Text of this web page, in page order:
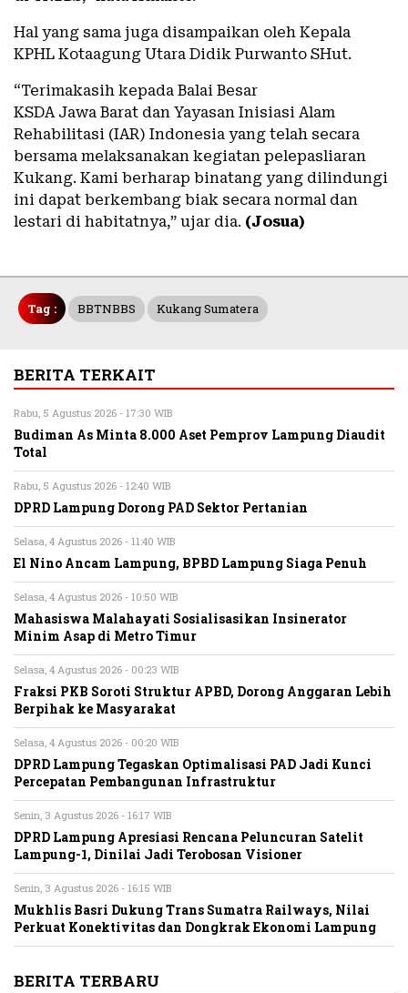
Hal yang sama juga disampaikan oleh Kepala
KPHL Kotaagung Utara Didik Purwanto SHut.
“Terimakasih kepada Balai Besar
KSDA Jawa Barat dan Yayasan Inisiasi Alam
Rehabilitasi (IAR) Indonesia yang telah secara
bersama melaksanakan kegiatan pelepasliaran
Kukang. Kami berharap binatang yang dilindungi
ini dapat berkembang biak secara normal dan
lestari di habitatnya,” ujar dia. (Josua)
Tag : BBTNBBS Kukang Sumatera
BERITA TERKAIT
Rabu, 5 Agustus 2026 - 17:30 WIB
Budiman As Minta 8.000 Aset Pemprov Lampung Diaudit
Total
Rabu, 5 Agustus 2026 - 12:40 WIB
DPRD Lampung Dorong PAD Sektor Pertanian
Selasa, 4 Agustus 2026 - 11:40 WIB
El Nino Ancam Lampung, BPBD Lampung Siaga Penuh
Selasa, 4 Agustus 2026 - 10:50 WIB
Mahasiswa Malahayati Sosialisasikan Insinerator
Minim Asap di Metro Timur
Selasa, 4 Agustus 2026 - 00:23 WIB
Fraksi PKB Soroti Struktur APBD, Dorong Anggaran Lebih
Berpihak ke Masyarakat
Selasa, 4 Agustus 2026 - 00:20 WIB
DPRD Lampung Tegaskan Optimalisasi PAD Jadi Kunci
Percepatan Pembangunan Infrastruktur
Senin, 3 Agustus 2026 - 16:17 WIB
DPRD Lampung Apresiasi Rencana Peluncuran Satelit
Lampung-1, Dinilai Jadi Terobosan Visioner
Senin, 3 Agustus 2026 - 16:15 WIB
Mukhlis Basri Dukung Trans Sumatra Railways, Nilai
Perkuat Konektivitas dan Dongkrak Ekonomi Lampung
BERITA TERBARU